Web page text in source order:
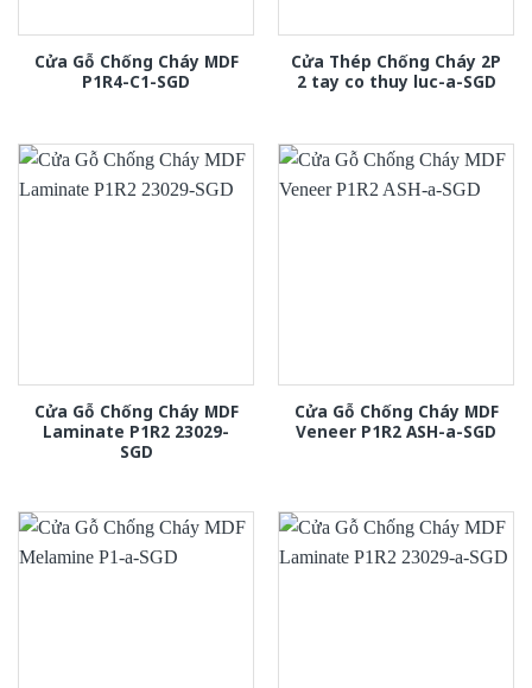
Cửa Gỗ Chống Cháy MDF
P1R4-C1-SGD
Cửa Thép Chống Cháy 2P
2 tay co thuy luc-a-SGD
Cửa Gỗ Chống Cháy MDF
Laminate P1R2 23029-
SGD
Cửa Gỗ Chống Cháy MDF
Veneer P1R2 ASH-a-SGD